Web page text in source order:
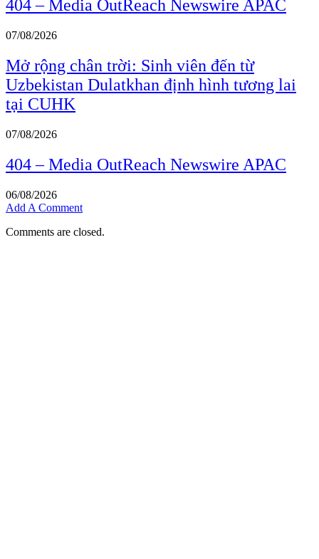
404 – Media OutReach Newswire APAC
07/08/2026
Mở rộng chân trời: Sinh viên đến từ
Uzbekistan Dulatkhan định hình tương lai
tại CUHK
07/08/2026
404 – Media OutReach Newswire APAC
06/08/2026
Add A Comment
Comments are closed.